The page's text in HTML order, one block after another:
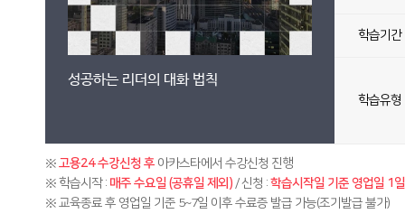
성공하는 리더의 대화 법칙
학습기간
학습유형
※고용24 수강신청 후 아카스타에서 수강신청 진행
※ 학습시작 : 매주 수요일 (공휴일 제외) / 신청 :학습시작일 기준 영업일 1
※ 교육종료 후 영업일 기준 5~7일 이후 수료증 발급 가능(조기발급 불가)